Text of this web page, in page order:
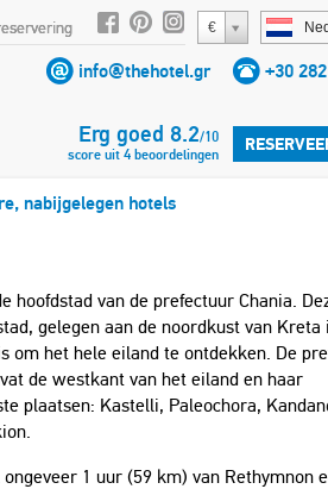
€
info@thehotel.gr +30
Erg goed 8.2/10
score uit 4 beoordelingen
nabijgelegen hotels
hoofdstad van de prefectuur Chania.
gelegen aan de noordkust van Kreta
om het hele eiland te ontdekken. De
de westkant van het eiland en haar
plaatsen: Kastelli, Paleochora,
1 uur (59 km) van Rethymnon